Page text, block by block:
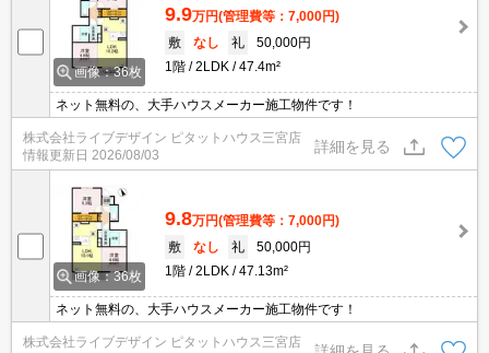
画像：36枚
9.9万円(管理費等：7,000円)
敷
なし 礼
50,000円
1階
2LDK 47.4m²
ネット無料の、大手ハウスメーカー施工物件です！
株式会社ライブデザイン ピタットハウス三宮店
情報更新日 2026/08/03
詳細を見る
画像：36枚
9.8万円(管理費等：7,000円)
敷
なし 礼
50,000円
1階
2LDK 47.13m²
ネット無料の、大手ハウスメーカー施工物件です！
株式会社ライブデザイン ピタットハウス三宮店